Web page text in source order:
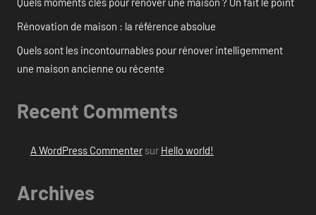
Rénovation de maison : la référence absolue
Quels sont les incontournables pour rénover intelligemment
une maison ancienne ou récente
Recent Comments
A WordPress Commentersur Hello world!
Archives